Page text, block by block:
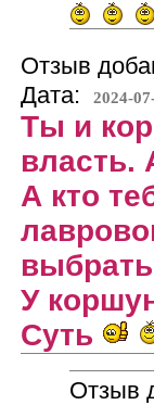
Отзыв
Дата:
2024-
Ты и
власть.
А кто
У
Суть
Отзыв